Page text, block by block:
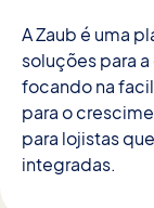
A Zaub é uma
soluções para
focando na
para o
para lojistas
integradas.